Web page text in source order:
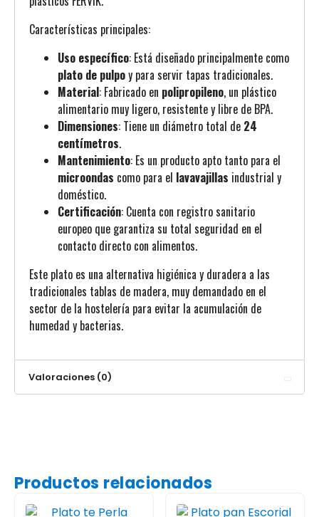
Características principales:
Uso específico: Está diseñado principalmente como
plato de pulpoy para servir tapas tradicionales.
Material: Fabricado en polipropileno, un plástico
alimentario muy ligero, resistente y libre de BPA.
Dimensiones: Tiene un diámetro total de 24
centímetros.
Mantenimiento: Es un producto apto tanto para el
microondas como para el lavavajillas industrial y
doméstico.
Certificación: Cuenta con registro sanitario
europeo que garantiza su total seguridad en el
contacto directo con alimentos.
Este plato es una alternativa higiénica y duradera a las
tradicionales tablas de madera, muy demandado en el
sector de la hostelería para evitar la acumulación de
humedad y bacterias.
Valoraciones (0)
Productos relacionados